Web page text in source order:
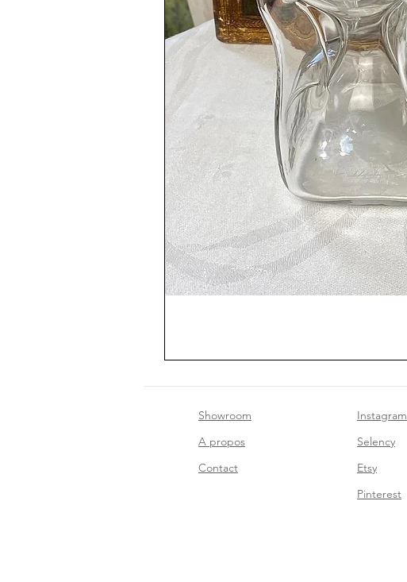
Showroom
A propos
Contact
Instagram
Selency
Etsy
Pinterest